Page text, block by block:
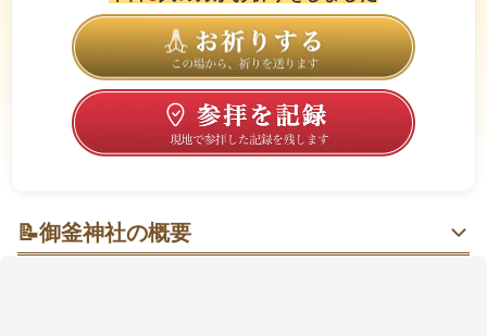
📝御釜神社の概要